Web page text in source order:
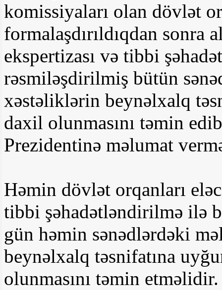
komissiyaları olan dövlət
formalaşdırıldıqdan sonra
ekspertizası və tibbi
rəsmiləşdirilmiş bütün
xəstəliklərin beynəlxalq
daxil olunmasını təmin
Prezidentinə məlumat
Həmin dövlət orqanları
tibbi şəhadətləndirilmə ilə
gün həmin sənədlərdəki
beynəlxalq təsnifatına
olunmasını təmin etməlidir.